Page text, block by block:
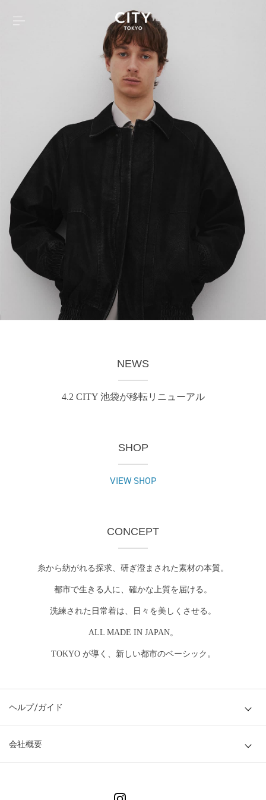
NEWS
4.2 CITY 池袋が移転リニューアル
SHOP
VIEW SHOP
CONCEPT
糸から紡がれる探求、研ぎ澄まされた素材の本質。
都市で生きる人に、確かな上質を届ける。
洗練された日常着は、日々を美しくさせる。
ALL MADE IN JAPAN。
TOKYO が導く、新しい都市のベーシック。
ヘルプ/ガイド
会社概要